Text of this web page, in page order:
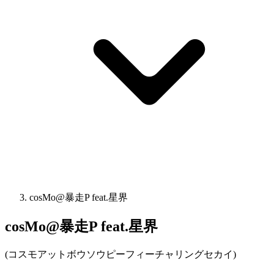
cosMo@暴走P feat.星界
cosMo@暴走P feat.星界
(コスモアットボウソウピーフィーチャリングセカイ)